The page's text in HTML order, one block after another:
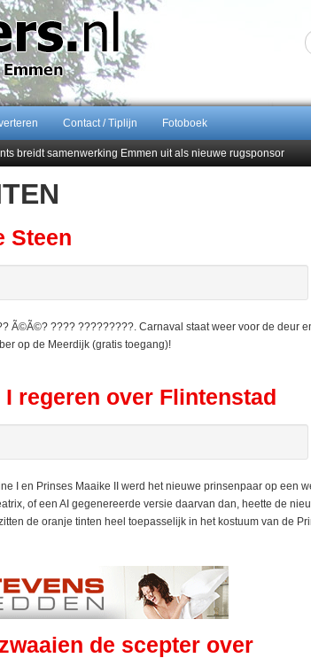
Contact / Tiplijn Fotoboek
breidt samenwerking Emmen uit als nieuwe rugsponsor
Maatje
van Almere City
Steen
Ã©Ã©? ???? ?????????. Carnaval staat weer voor de deur
op de Meerdijk (gratis toegang)!
regeren over Flintenstad
I en Prinses Maaike II werd het nieuwe prinsenpaar op een
of een AI gegenereerde versie daarvan dan, heette de
de oranje tinten heel toepasselijk in het kostuum van de
de scepter over